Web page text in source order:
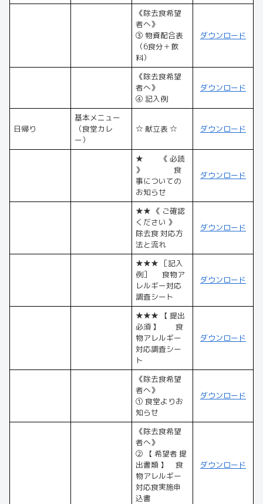
《除去食希望
者へ》
③ 物資配合表
（6食分＋飲
料）
ダウンロード
《除去食希望
者へ》
④ 記入例
ダウンロード
日帰り
基本メニュー
（食堂カレ
ー）
☆ 献立表 ☆ ダウンロード
★ 《 必読
》 食
事についての
お知らせ
ダウンロード
★★ 《 ご確認
ください 》
除去食 対応方
法と流れ
ダウンロード
★★★ ［記入
例］ 食物ア
レルギー対応
調査シート
ダウンロード
★★★ 【 提出
必須 】 食
物アレルギー
対応調査シー
ト
ダウンロード
《除去食希望
者へ》
① 食堂よりお
知らせ
ダウンロード
《除去食希望
者へ》
② 【 希望者 提
出書類 】 食
物アレルギー
対応食実施申
込書
ダウンロード